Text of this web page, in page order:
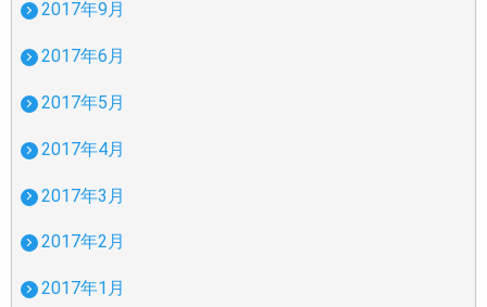
2017年9月
2017年6月
2017年5月
2017年4月
2017年3月
2017年2月
2017年1月